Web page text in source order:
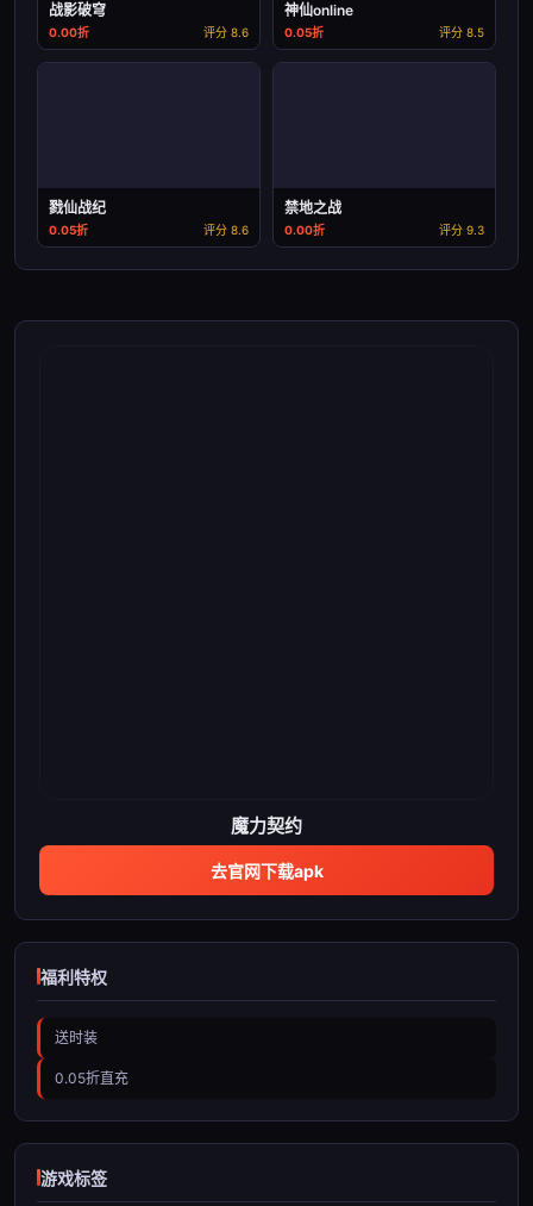
战影破穹
0.00折 评分 8.6
神仙online
0.05折 评分 8.5
戮仙战纪
0.05折 评分 8.6
禁地之战
0.00折 评分 9.3
魔力契约
去官网下载apk
福利特权
送时装
0.05折直充
游戏标签